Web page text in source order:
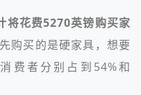
将花费5270英镑购买家
购买的是硬家具，想要
费者分别占到54%和